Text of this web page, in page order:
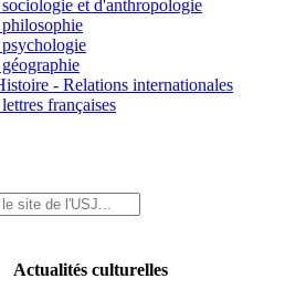
et d'anthropologie
- Relations internationales
françaises
Actualités culturelles